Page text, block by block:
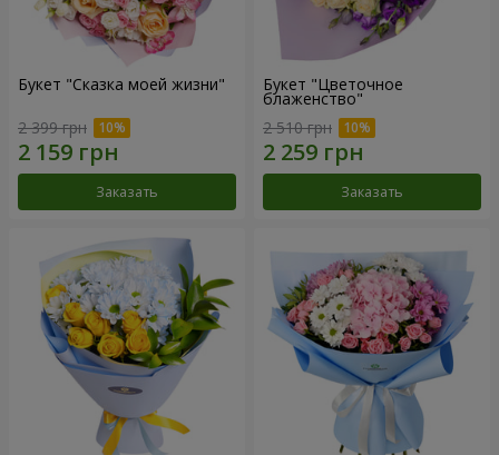
Букет "Сказка моей жизни"
2 399 грн
Заказать
Букет "Цветочное
блаженство"
2 510 грн
Заказать